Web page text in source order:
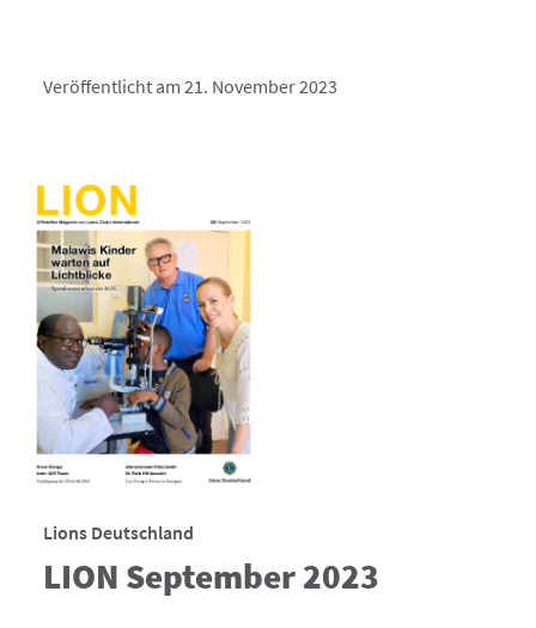
Veröffentlicht am 21. November 2023
Lions Deutschland
LION September 2023